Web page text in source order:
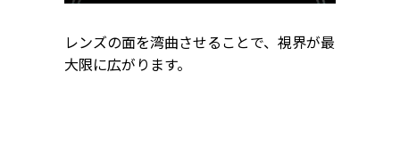
レンズの面を湾曲させることで、視界が最
大限に広がります。